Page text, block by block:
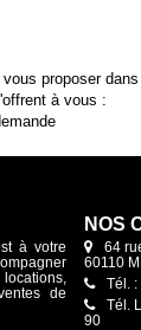
proposer
à vous :
à votre
de
NOS
64
60110
Tél.
Tél.
90